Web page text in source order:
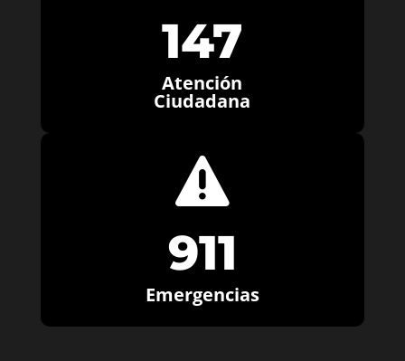
147
Atención
Ciudadana

911
Emergencias